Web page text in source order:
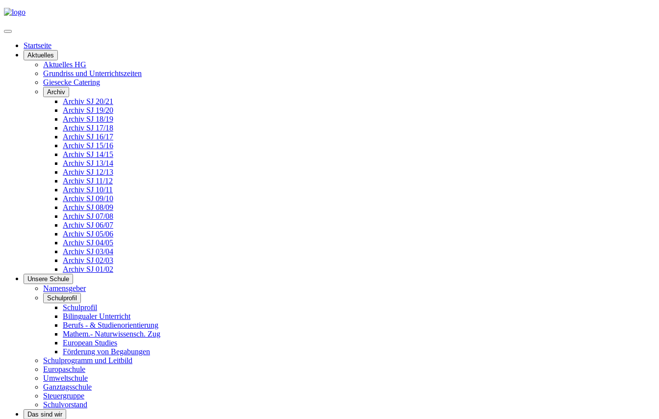
Startseite
Aktuelles
Aktuelles HG
Grundriss und Unterrichtszeiten
Giesecke Catering
Archiv
Archiv SJ 20/21
Archiv SJ 19/20
Archiv SJ 18/19
Archiv SJ 17/18
Archiv SJ 16/17
Archiv SJ 15/16
Archiv SJ 14/15
Archiv SJ 13/14
Archiv SJ 12/13
Archiv SJ 11/12
Archiv SJ 10/11
Archiv SJ 09/10
Archiv SJ 08/09
Archiv SJ 07/08
Archiv SJ 06/07
Archiv SJ 05/06
Archiv SJ 04/05
Archiv SJ 03/04
Archiv SJ 02/03
Archiv SJ 01/02
Unsere Schule
Namensgeber
Schulprofil
Schulprofil
Bilingualer Unterricht
Berufs - & Studienorientierung
Mathem.- Naturwissensch. Zug
European Studies
Förderung von Begabungen
Schulprogramm und Leitbild
Europaschule
Umweltschule
Ganztagsschule
Steuergruppe
Schulvorstand
Das sind wir